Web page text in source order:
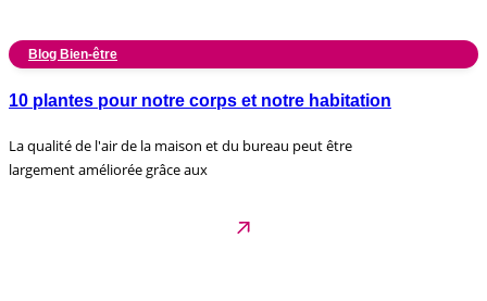
Blog Bien-être
10 plantes pour notre corps et notre habitation
La qualité de l'air de la maison et du bureau peut être
largement améliorée grâce aux